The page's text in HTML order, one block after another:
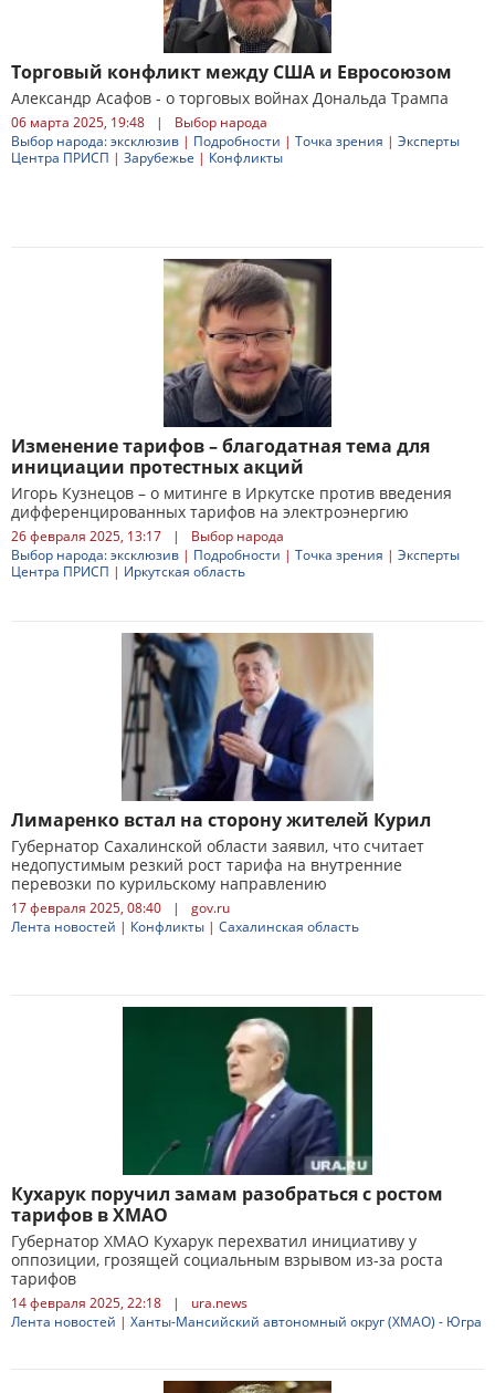
Торговый конфликт между США и Евросоюзом
Александр Асафов - о торговых войнах Дональда Трампа
06 марта 2025, 19:48 |
Выбор народа
Выбор народа: эксклюзив | Подробности | Точка зрения | Эксперты
Центра ПРИСП | Зарубежье | Конфликты
Изменение тарифов – благодатная тема для
инициации протестных акций
Игорь Кузнецов – о митинге в Иркутске против введения
дифференцированных тарифов на электроэнергию
26 февраля 2025, 13:17 |
Выбор народа
Выбор народа: эксклюзив | Подробности | Точка зрения | Эксперты
Центра ПРИСП | Иркутская область
Лимаренко встал на сторону жителей Курил
Губернатор Сахалинской области заявил, что считает
недопустимым резкий рост тарифа на внутренние
перевозки по курильскому направлению
17 февраля 2025, 08:40 |
gov.ru
Лента новостей | Конфликты | Сахалинская область
Кухарук поручил замам разобраться с ростом
тарифов в ХМАО
Губернатор ХМАО Кухарук перехватил инициативу у
оппозиции, грозящей социальным взрывом из-за роста
тарифов
14 февраля 2025, 22:18 |
ura.news
Лента новостей | Ханты-Мансийский автономный округ (ХМАО) - Югра